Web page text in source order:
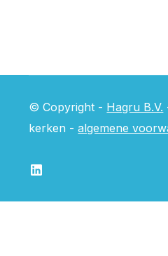
© Copyright - Hagru B.V.
kerken -algemene